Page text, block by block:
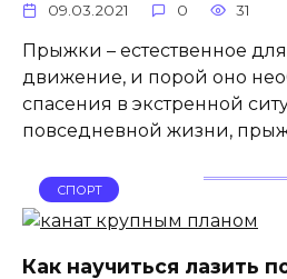
09.03.2021 0 31
Прыжки – естественное
движение, и порой оно
спасения в экстренной
повседневной жизни,
СПОРТ
Как научиться лазить